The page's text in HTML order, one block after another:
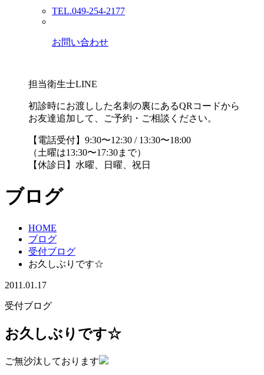
TEL.049-254-2177
お問い合わせ
担当衛生士LINE
初診時にお渡しした名刺の裏にあるQRコードから
お友達追加して、ご予約・ご相談ください。
【電話受付】9:30〜12:30 / 13:30〜18:00
（土曜は13:30〜17:30まで）
【休診日】水曜、日曜、祝日
ブログ
HOME
ブログ
受付ブログ
お久しぶりです☆
2011.01.17
受付ブログ
お久しぶりです☆
ご無沙汰しております